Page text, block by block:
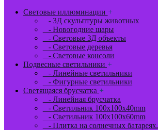
Световые иллюминации +
- 3Д скульптуры животных
- Новогодние шары
- Световые 3Д объекты
- Световые деревья
- Световые консоли
Подвесные светильники +
- Линейные светильники
- Фигурные светильники
Светящаяся брусчатка +
- Линейная брусчатка
- Светильник 100x100x40mm
- Светильник 100x100x60mm
- Плитка на солнечных батареях.